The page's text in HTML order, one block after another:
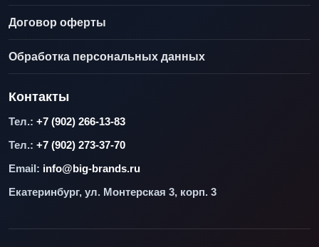
Договор оферты
Обработка персональных данных
Контакты
Тел.: +7 (902) 266-13-83
Тел.: +7 (902) 273-37-70
Email: info@big-brands.ru
Екатеринбург, ул. Монтерская 3, корп. 3